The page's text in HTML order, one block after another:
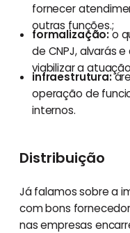
fornecer
outras funções.;
formalização:o
de CNPJ, alvarás
viabilizar a
infraestrutura:
operação de
internos.
Distribuição
Já falamos sobre a
com bons
nas empresas